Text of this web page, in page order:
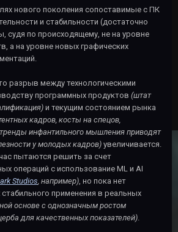
нового поколения сопоставимые с ПК
и стабильности (достаточно
судя по происходящему, не на уровне
а на уровне новых графических
разрыв между технологическими
программных продуктов (штат
и текущим состоянием рынка
кадров, косты на спецов,
инфантильного мышления приводят
у молодых кадров) увеличивается.
пытаются решить за счет
операций с использование ML и AI
Studios, например), но пока нет
применения в реальных
основе с однозначным ростом
для качественных показателей).